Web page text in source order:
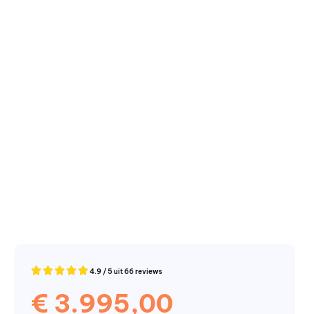
4.9 / 5 uit 66 reviews
€ 3.995,00